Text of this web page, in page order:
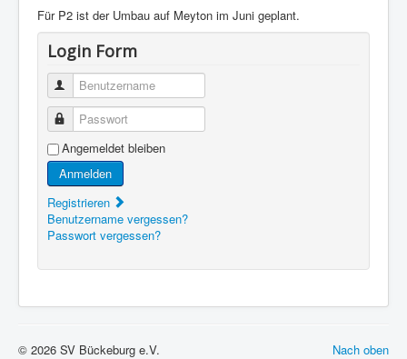
Für P2 ist der Umbau auf Meyton im Juni geplant.
Login Form
Benutzername
Passwort
Angemeldet bleiben
Anmelden
Registrieren
Benutzername vergessen?
Passwort vergessen?
Nach oben
© 2026 SV Bückeburg e.V.